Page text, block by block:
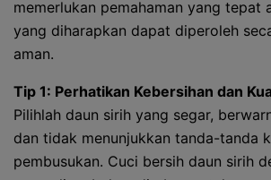
memerlukan pemahaman yang tepat
yang diharapkan dapat diperoleh
aman.
Tip 1: Perhatikan Kebersihan dan
Pilihlah daun sirih yang segar,
dan tidak menunjukkan tanda-tanda
pembusukan. Cuci bersih daun sirih